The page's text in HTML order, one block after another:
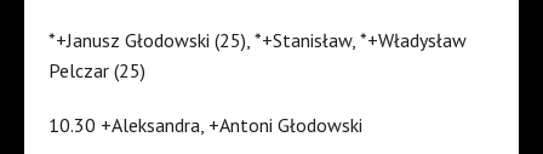
*+Janusz Głodowski (25), *+Stanisław, *+Władysław
Pelczar (25)
10.30 +Aleksandra, +Antoni Głodowski